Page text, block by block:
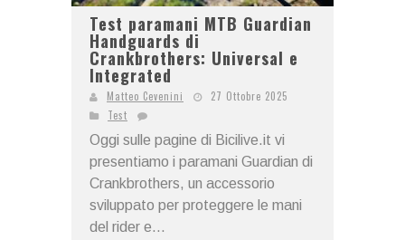
Test paramani MTB Guardian
Handguards di
Crankbrothers: Universal e
Integrated
Matteo Cevenini
27 Ottobre 2025
Test
Oggi sulle pagine di Bicilive.it vi
presentiamo i paramani Guardian di
Crankbrothers, un accessorio
sviluppato per proteggere le mani
del rider e...